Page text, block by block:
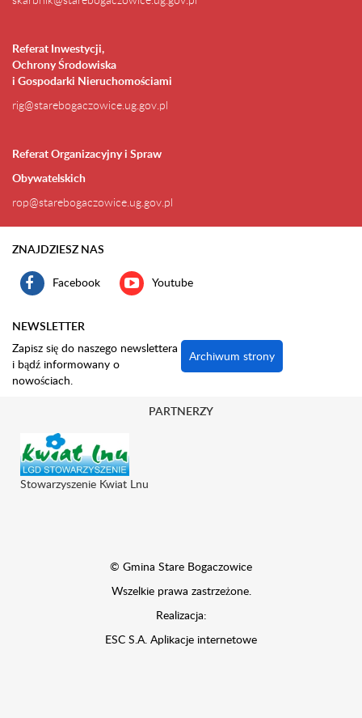
Referat Inwestycji,
Ochrony Środowiska
i Gospodarki Nieruchomościami
rig@starebogaczowice.ug.gov.pl
Referat Organizacyjny i Spraw
Obywatelskich
rop@starebogaczowice.ug.gov.pl
ZNAJDZIESZ NAS
Facebook Youtube
NEWSLETTER
Zapisz się do naszego newslettera
i bądź informowany o
nowościach.
Archiwum strony
© Gmina Stare Bogaczowice
Wszelkie prawa zastrzeżone.
Realizacja:
ESC S.A. Aplikacje internetowe
PARTNERZY
Stowarzyszenie Kwiat Lnu